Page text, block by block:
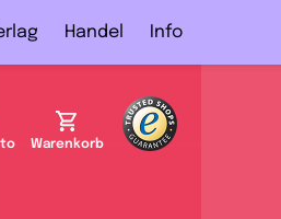
Handel Info
Warenkorb